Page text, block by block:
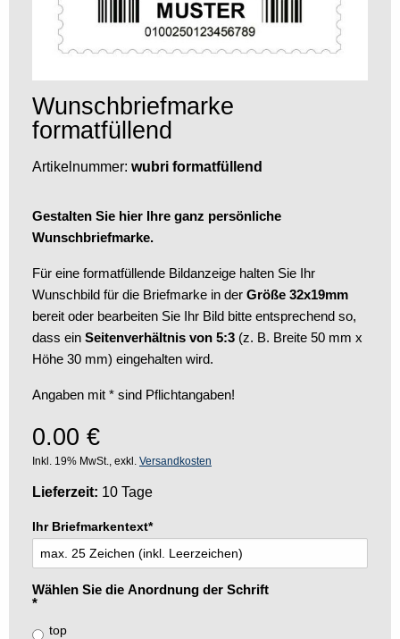
Wunschbriefmarke
formatfüllend
Artikelnummer: wubri formatfüllend
Gestalten Sie hier Ihre ganz persönliche
Wunschbriefmarke.
Für eine formatfüllende Bildanzeige halten Sie Ihr
Wunschbild für die Briefmarke in der Größe 32x19mm
bereit oder bearbeiten Sie Ihr Bild bitte entsprechend so,
dass ein Seitenverhältnis von 5:3 (z. B. Breite 50 mm x
Höhe 30 mm) eingehalten wird.
Angaben mit * sind Pflichtangaben!
0.00 €
Inkl. 19% MwSt., exkl. Versandkosten
Lieferzeit: 10 Tage
Ihr Briefmarkentext*
Wählen Sie die Anordnung der Schrift
*
top